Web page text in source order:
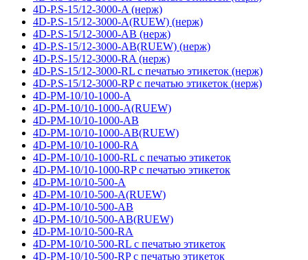
4D-P.S-15/12-3000-A (нерж)
4D-P.S-15/12-3000-A(RUEW) (нерж)
4D-P.S-15/12-3000-AB (нерж)
4D-P.S-15/12-3000-AB(RUEW) (нерж)
4D-P.S-15/12-3000-RA (нерж)
4D-P.S-15/12-3000-RL с печатью этикеток (нерж)
4D-P.S-15/12-3000-RP с печатью этикеток (нерж)
4D-PM-10/10-1000-A
4D-PM-10/10-1000-A(RUEW)
4D-PM-10/10-1000-AB
4D-PM-10/10-1000-AB(RUEW)
4D-PM-10/10-1000-RA
4D-PM-10/10-1000-RL с печатью этикеток
4D-PM-10/10-1000-RP с печатью этикеток
4D-PM-10/10-500-A
4D-PM-10/10-500-A(RUEW)
4D-PM-10/10-500-AB
4D-PM-10/10-500-AB(RUEW)
4D-PM-10/10-500-RA
4D-PM-10/10-500-RL с печатью этикеток
4D-PM-10/10-500-RP с печатью этикеток